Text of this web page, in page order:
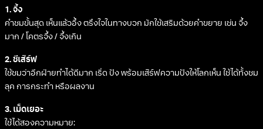
1. จึ้ง
คำชมขั้นสุด เห็นแล้วอึ้ง ตรึงใจในทางบวก มักใช้เสริมด้วยคำขยาย เช่น จึ้ง
มาก / โคตรจึ้ง / จึ้งเกิน
2. ชีเสิร์ฟ
ใช้ชมว่าอีกฝ่ายทำได้ดีมาก เริ่ด ปัง พร้อมเสิร์ฟความปังให้โลกเห็น ใช้ได้ทั้งชม
ลุค การกระทำ หรือผลงาน
3. เม็ดเยอะ
ใช้ได้สองความหมาย: